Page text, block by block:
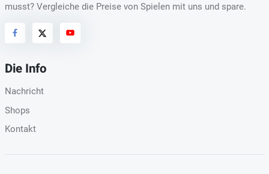
musst? Vergleiche die Preise von Spielen mit uns und spare.
Die Info
Nachricht
Shops
Kontakt